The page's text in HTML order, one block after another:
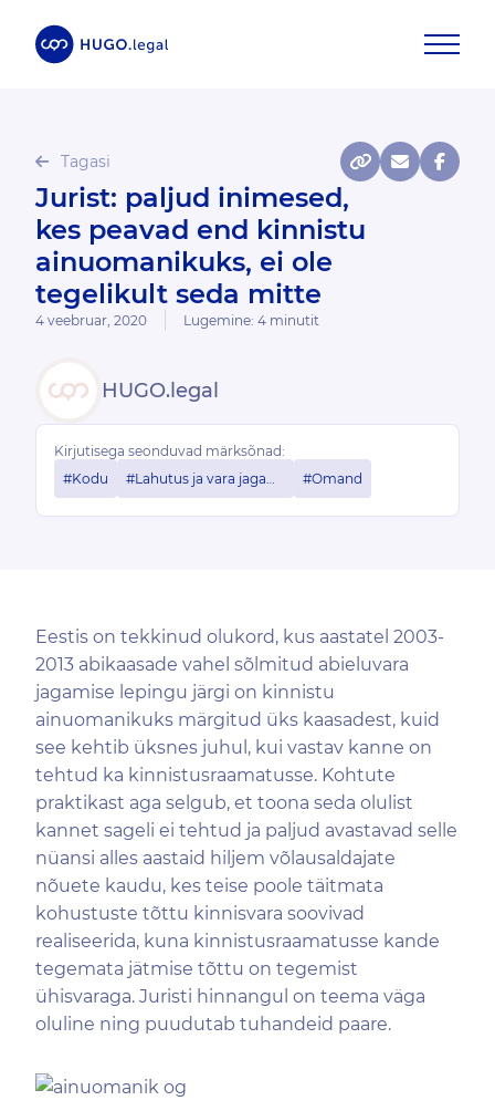
Tagasi
Jurist: paljud inimesed,
kes peavad end kinnistu
ainuomanikuks, ei ole
tegelikult seda mitte
4 veebruar, 2020 Lugemine: 4 minutit
HUGO.legal
Kirjutisega seonduvad märksõnad:
#Kodu
#Lahutus ja vara jagamine #Omand
Eestis on tekkinud olukord, kus aastatel 2003-
2013 abikaasade vahel sõlmitud abieluvara
jagamise lepingu järgi on kinnistu
ainuomanikuks märgitud üks kaasadest, kuid
see kehtib üksnes juhul, kui vastav kanne on
tehtud ka kinnistusraamatusse. Kohtute
praktikast aga selgub, et toona seda olulist
kannet sageli ei tehtud ja paljud avastavad selle
nüansi alles aastaid hiljem võlausaldajate
nõuete kaudu, kes teise poole täitmata
kohustuste tõttu kinnisvara soovivad
realiseerida, kuna kinnistusraamatusse kande
tegemata jätmise tõttu on tegemist
ühisvaraga. Juristi hinnangul on teema väga
oluline ning puudutab tuhandeid paare.